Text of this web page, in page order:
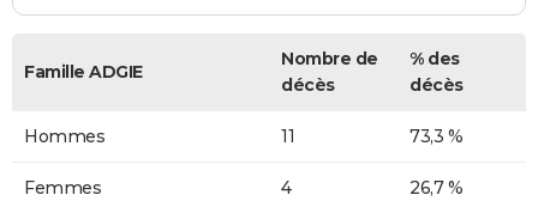
Famille ADGIE
Nombre de
décès
% des
décès
Hommes 11 73,3 %
Femmes 4 26,7 %